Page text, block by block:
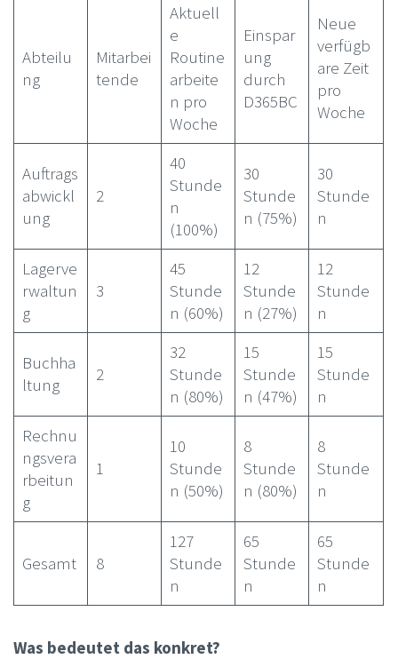
Abteilu
ng
Mitarbei
tende
Aktuell
e
Routine
arbeite
n pro
Woche
Einspar
ung
durch
D365BC
Neue
verfügb
are Zeit
pro
Woche
Auftrags
abwickl
ung
2
40
Stunde
n
(100%)
30
Stunde
n (75%)
30
Stunde
n
Lagerve
rwaltun
g
3
45
Stunde
n (60%)
12
Stunde
n (27%)
12
Stunde
n
Buchha
ltung
2
32
Stunde
n (80%)
15
Stunde
n (47%)
15
Stunde
n
Rechnu
ngsvera
rbeitun
g
1
10
Stunde
n (50%)
8
Stunde
n (80%)
8
Stunde
n
Gesamt 8
127
Stunde
n
65
Stunde
n
65
Stunde
n
Was bedeutet das konkret?